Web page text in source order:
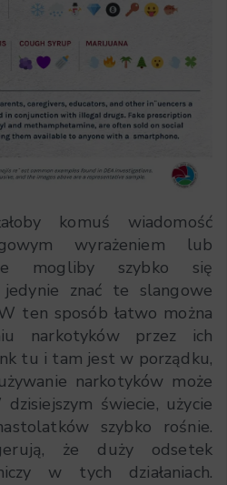
komuś wiadomość
wyrażeniem lub
mogliby szybko się
jedynie znać te slangowe
ten sposób łatwo można
narkotyków przez ich
tu i tam jest w porządku,
narkotyków może
świecie, użycie
szybko rośnie.
że duży odsetek
w tych działaniach.